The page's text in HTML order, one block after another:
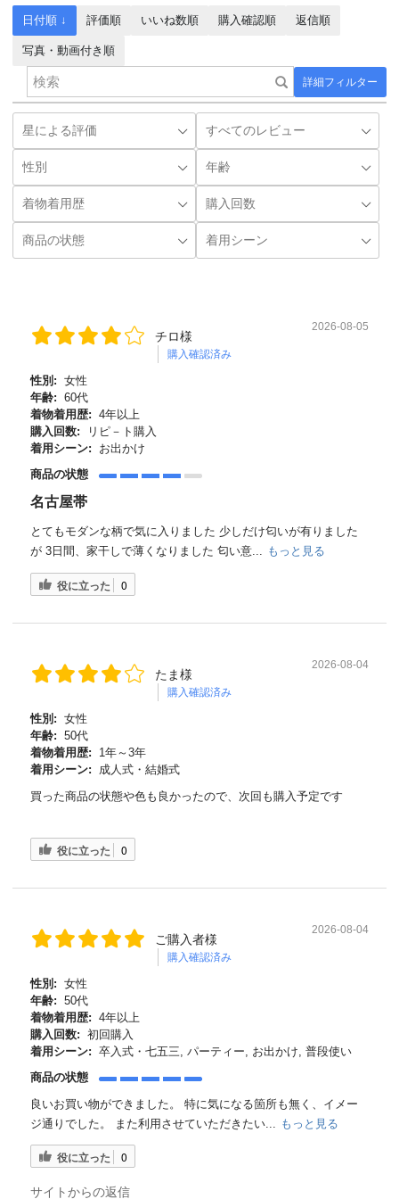
詳細フィルター
日付順 ↓ 評価順 いいね数順 購入確認順 返信順
写真・動画付き順
チロ様
購入確認済み
2026-08-05
性別: 女性
年齢: 60代
着物着用歴: 4年以上
購入回数:
リピ－ト購入
着用シーン:
お出かけ
商品の状態
名古屋帯
とてもモダンな柄で気に入りました 少しだけ匂いが有りました
が 3日間、家干しで薄くなりました 匂い意... もっと見る
役に立った 0
たま様
購入確認済み
2026-08-04
性別: 女性
年齢: 50代
着物着用歴:
1年～3年
着用シーン:
成人式・結婚式
買った商品の状態や色も良かったので、次回も購入予定です
役に立った 0
ご購入者様
購入確認済み
2026-08-04
性別: 女性
年齢: 50代
着物着用歴: 4年以上
購入回数: 初回購入
着用シーン: 卒入式・七五三, パーティー, お出かけ, 普段使い
商品の状態
良いお買い物ができました。 特に気になる箇所も無く、イメー
ジ通りでした。 また利用させていただきたい...
もっと見る
役に立った 0
サイトからの返信